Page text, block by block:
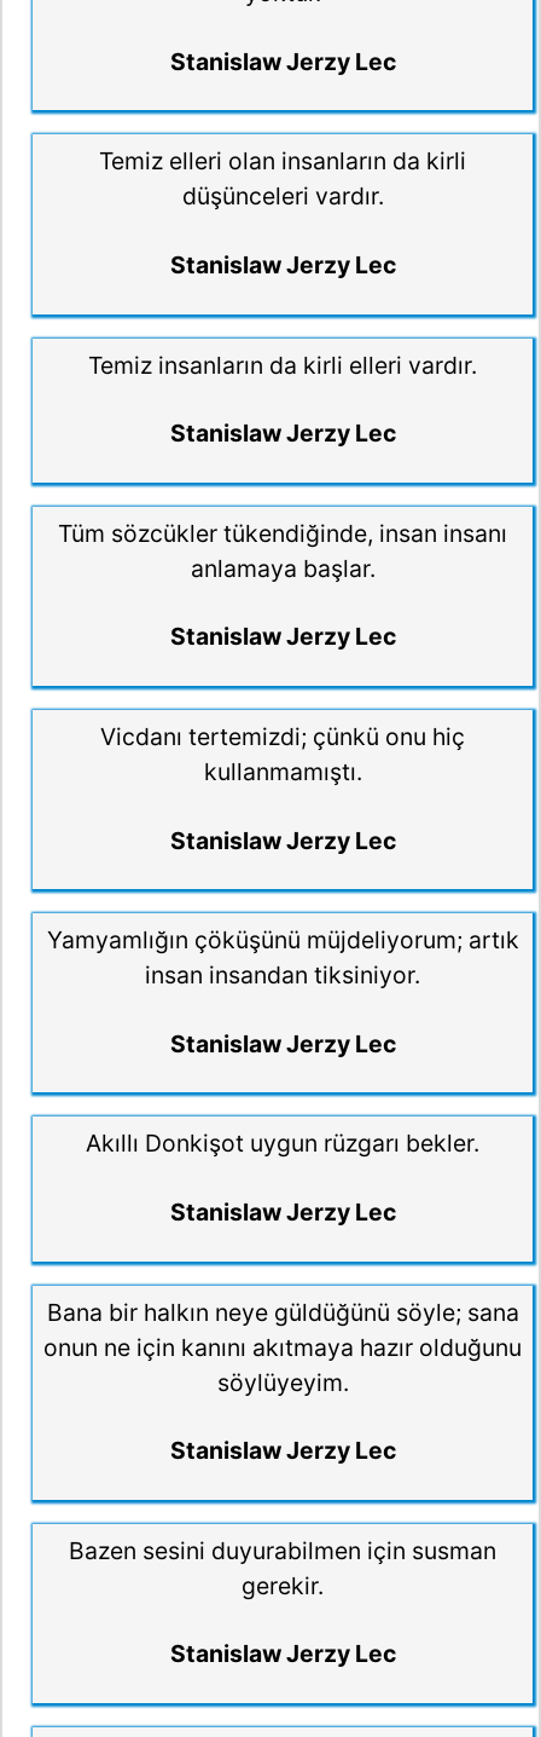
Stanislaw Jerzy Lec
Temiz elleri olan insanların da kirli
düşünceleri vardır.
Stanislaw Jerzy Lec
Temiz insanların da kirli elleri vardır.
Stanislaw Jerzy Lec
Tüm sözcükler tükendiğinde, insan insanı
anlamaya başlar.
Stanislaw Jerzy Lec
Vicdanı tertemizdi; çünkü onu hiç
kullanmamıştı.
Stanislaw Jerzy Lec
Yamyamlığın çöküşünü müjdeliyorum; artık
insan insandan tiksiniyor.
Stanislaw Jerzy Lec
Akıllı Donkişot uygun rüzgarı bekler.
Stanislaw Jerzy Lec
Bana bir halkın neye güldüğünü söyle; sana
onun ne için kanını akıtmaya hazır olduğunu
söylüyeyim.
Stanislaw Jerzy Lec
Bazen sesini duyurabilmen için susman
gerekir.
Stanislaw Jerzy Lec